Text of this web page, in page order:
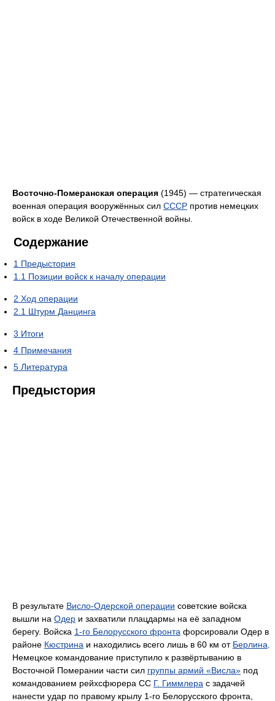
Восточно-Померанская операция (1945) — стратегическая
военная операция вооружённых сил СССР против немецких
войск в ходе Великой Отечественной войны.
Содержание
1 Предыстория
1.1 Позиции войск к началу операции
2 Ход операции
2.1 Штурм Данцинга
3 Итоги
4 Примечания
5 Литература
Предыстория
В результате Висло-Одерской операции советские войска
вышли на Одер и захватили плацдармы на её западном
берегу. Войска 1-го Белорусского фронта форсировали Одер в
районе Кюстрина и находились всего лишь в 60 км от Берлина
Немецкое командование приступило к развёртыванию в
Восточной Померании части сил группы армий «Висла» под
командованием рейхсфюрера СС Г. Гиммлера с задачей
нанести удар по правому крылу 1-го Белорусского фронта,